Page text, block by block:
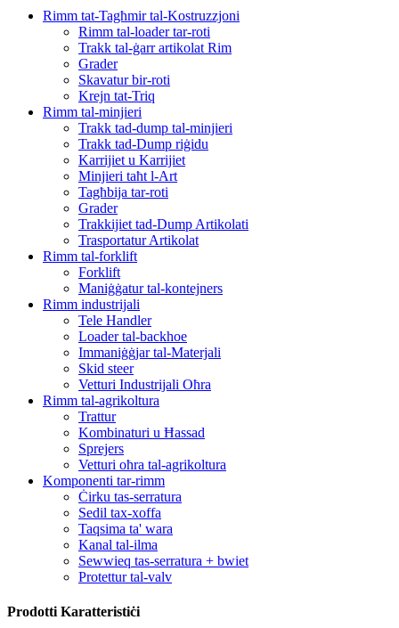
Rimm tat-Tagħmir tal-Kostruzzjoni
Rimm tal-loader tar-roti
Trakk tal-ġarr artikolat Rim
Grader
Skavatur bir-roti
Krejn tat-Triq
Rimm tal-minjieri
Trakk tad-dump tal-minjieri
Trakk tad-Dump riġidu
Karrijiet u Karrijiet
Minjieri taħt l-Art
Tagħbija tar-roti
Grader
Trakkijiet tad-Dump Artikolati
Trasportatur Artikolat
Rimm tal-forklift
Forklift
Maniġġatur tal-kontejners
Rimm industrijali
Tele Handler
Loader tal-backhoe
Immaniġġjar tal-Materjali
Skid steer
Vetturi Industrijali Oħra
Rimm tal-agrikoltura
Trattur
Kombinaturi u Ħassad
Sprejers
Vetturi oħra tal-agrikoltura
Komponenti tar-rimm
Ċirku tas-serratura
Sedil tax-xoffa
Taqsima ta' wara
Kanal tal-ilma
Sewwieq tas-serratura + bwiet
Protettur tal-valv
Prodotti Karatteristiċi